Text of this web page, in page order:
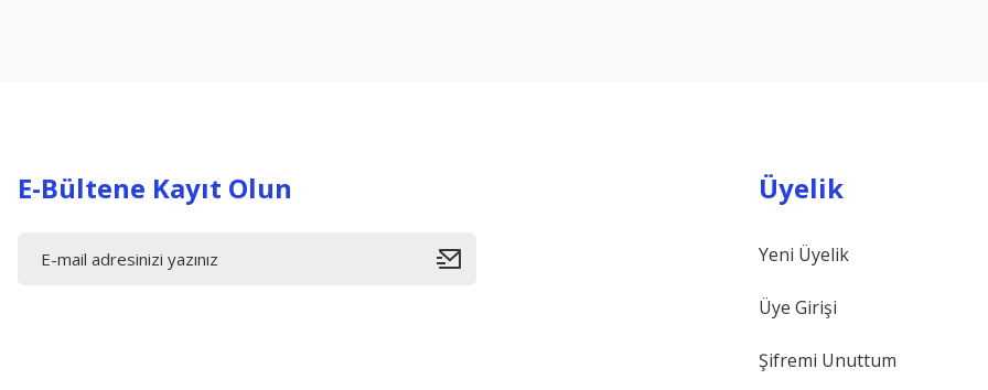
E-Bültene Kayıt Olun Üyelik
Yeni Üyelik
Üye Girişi
Şifremi Unuttum